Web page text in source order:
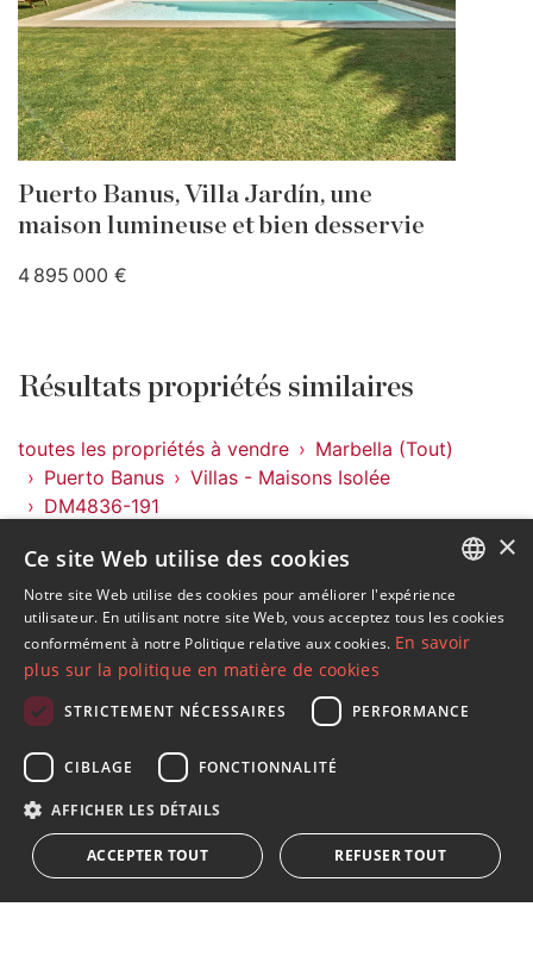
Puerto Banus, Villa Jardín, une
maison lumineuse et bien desservie
4 895 000 €
Résultats propriétés similaires
toutes les propriétés à vendre
Marbella (Tout)
Puerto Banus
Villas - Maisons Isolée
DM4836-191
Propriétés à Puerto Banus
Propriétés à Marbella (Tout)
Villas - Maisons Isolée à Puerto Banus
S´abonner à notre lettre d'information
le style de vie à Marbella
ENGLISH
SPANISH
×
Ce site Web utilise des cookies
Notre site Web utilise des cookies pour améliorer l'expérience
utilisateur. En utilisant notre site Web, vous acceptez tous les cookies
conformément à notre Politique relative aux cookies. En savoir
plus sur la politique en matière de cookies
STRICTEMENT NÉCESSAIRES PERFORMANCE
CIBLAGE FONCTIONNALITÉ
AFFICHER LES DÉTAILS
ACCEPTER TOUT REFUSER TOUT